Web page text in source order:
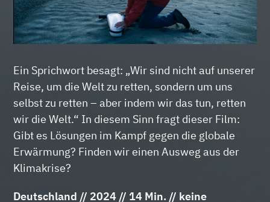
Ein Sprichwort besagt: „Wir sind nicht auf unserer
Reise, um die Welt zu retten, sondern um uns
selbst zu retten – aber indem wir das tun, retten
wir die Welt.“ In diesem Sinn fragt dieser Film:
Gibt es Lösungen im Kampf gegen die globale
Erwärmung? Finden wir einen Ausweg aus der
Klimakrise?
Deutschland // 2024 // 14 Min. // keine